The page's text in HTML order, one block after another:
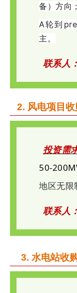
备）方向；
A轮到
主。
联系人：
2. 风电项目收
投资需
50-
地区无限
联系人：
3. 水电站收